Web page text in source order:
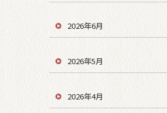
2026年6月
2026年5月
2026年4月